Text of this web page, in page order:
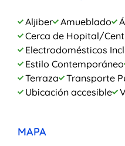
Aljiber Amueblado
Cerca de Hopital/
Electrodomésticos
Estilo Contemporáneo
Terraza
Transporte
Ubicación accesible
MAPA